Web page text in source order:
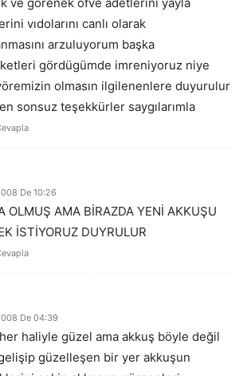
vıdolarını canlı olarak
arzuluyorum başka
gördügümde imreniyoruz niye
olmasın ilgilenenlere duyurulur
sonsuz teşekkürler saygılarımla
De 10:26
OLMUŞ AMA BİRAZDA YENİ AKKUŞU
İSTİYORUZ DUYRULUR
De 04:39
haliyle güzel ama akkuş böyle değil
güzelleşen bir yer akkuşun